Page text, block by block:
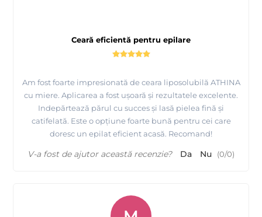
Ceară eficientă pentru epilare
Am fost foarte impresionată de ceara liposolubilă ATHINA
cu miere. Aplicarea a fost ușoară și rezultatele excelente.
Indepărtează părul cu succes și lasă pielea fină și
catifelată. Este o opțiune foarte bună pentru cei care
doresc un epilat eficient acasă. Recomand!
V-a fost de ajutor această recenzie? Da Nu (0/0)